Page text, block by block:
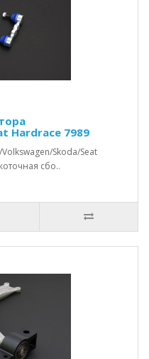
Hardrace 7989
Skoda/Seat
сбо..